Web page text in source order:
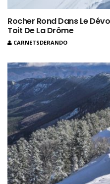
Rocher Rond Dans Le
Toit De La Drôme
CARNETSDERANDO